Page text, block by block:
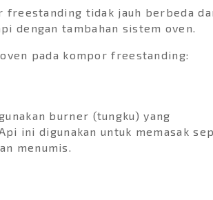
freestanding tidak jauh berbeda
dengan tambahan sistem oven.
pada kompor freestanding:
burner (tungku) yang
ini digunakan untuk memasak
menumis.